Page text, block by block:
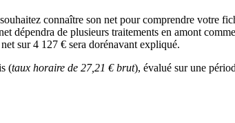
connaître son net pour comprendre votre
de plusieurs traitements en amont
sur 4 127 € sera dorénavant expliqué.
(taux horaire de 27,21 € brut), évalué sur une